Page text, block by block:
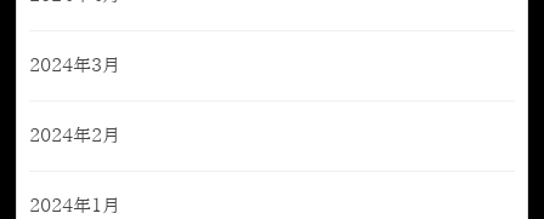
2024年3月
2024年2月
2024年1月